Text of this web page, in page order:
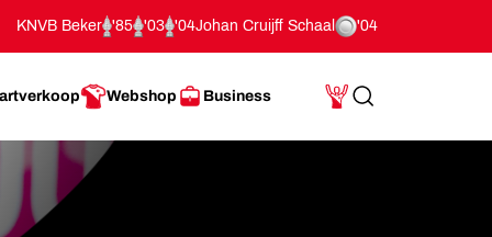
KNVB Beker '85 '03 '04Johan Cruijff Schaal '04
Webshop Business
Mijn Account
Search